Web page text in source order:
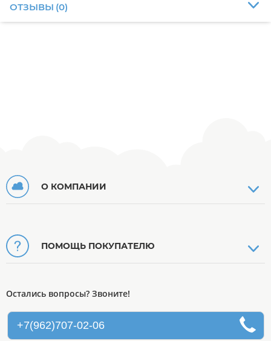
ОТЗЫВЫ (0)
О КОМПАНИИ
ПОМОЩЬ ПОКУПАТЕЛЮ
Остались вопросы? Звоните!
+7(962)707-02-06